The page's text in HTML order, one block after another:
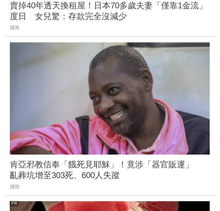
賣掉40年透天換租屋！日本70多歲夫妻「僅靠1金流」
度日 女兒驚：存款完全沒減少
國際
肯亞邪教信奉「餓死見耶穌」！竟涉「器官販運」
亂葬坑增至303死、600人失蹤
國際